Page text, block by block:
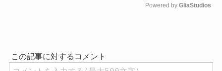
Powered by GliaStudios